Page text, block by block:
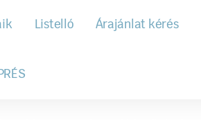
Listelló Árajánlat kérés